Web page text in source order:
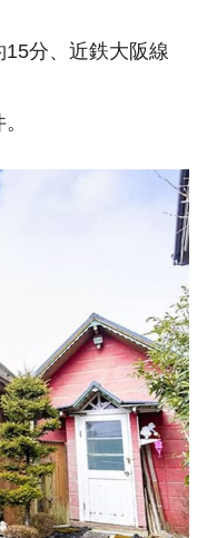
分、近鉄大阪線